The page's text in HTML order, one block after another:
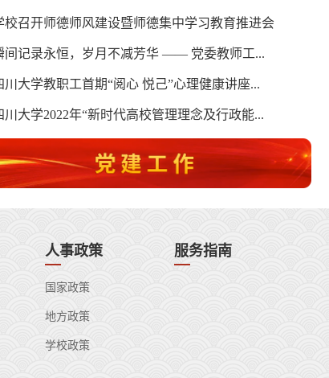
校召开师德师风建设暨师德集中学习教育推进会
间记录永恒，岁月不减芳华 —— 党委教师工...
川大学教职工首期“阅心 悦己”心理健康讲座...
川大学2022年“新时代高校管理理念及行政能...
人事政策
国家政策
地方政策
学校政策
服务指南